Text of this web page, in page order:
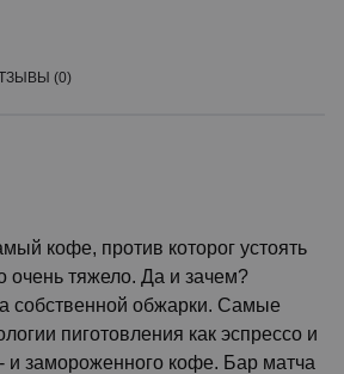
(0)
кофе, против которог устоять
очень тяжело. Да и зачем?
собственной обжарки. Самые
пиготовления как эспрессо и
и замороженного кофе. Бар матча